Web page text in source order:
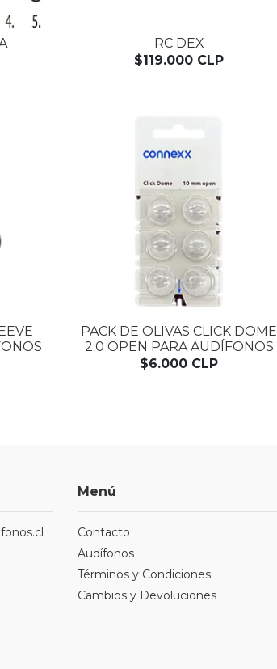
RC DEX
$119.000 CLP
PACK DE OLIVAS CLICK DOME
2.0 OPEN PARA AUDÍFONOS
$6.000 CLP
Menú
Contacto
Audífonos
Términos y Condiciones
Cambios y Devoluciones